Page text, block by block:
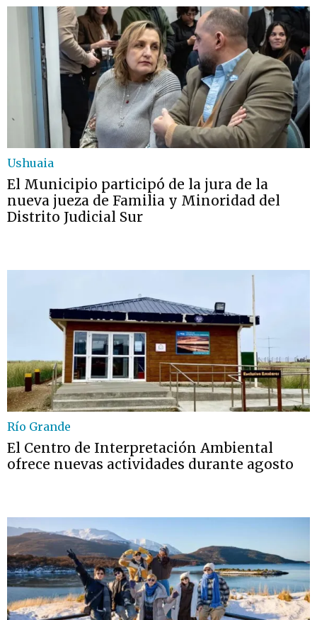
Ushuaia
El Municipio participó de la jura de la
nueva jueza de Familia y Minoridad del
Distrito Judicial Sur
Río Grande
El Centro de Interpretación Ambiental
ofrece nuevas actividades durante agosto